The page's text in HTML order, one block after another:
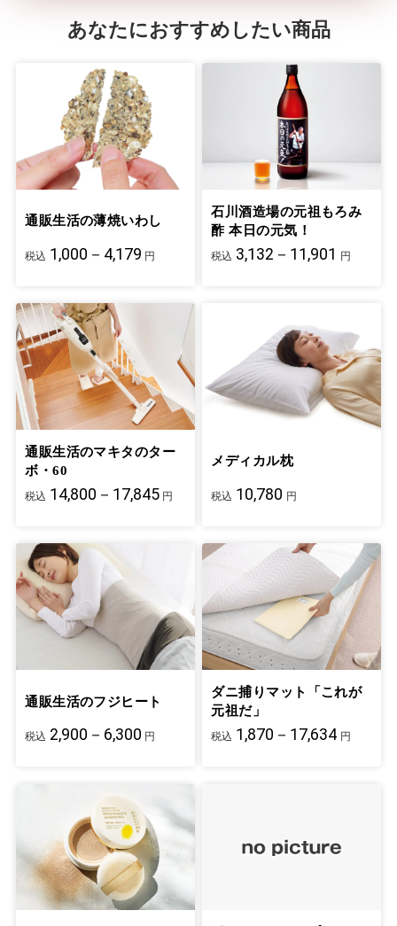
あなたにおすすめしたい商品
通販生活の薄焼いわし
税込 1,000－4,179 円
石川酒造場の元祖もろみ
酢 本日の元気！
税込 3,132－11,901 円
通販生活のマキタのター
ボ・60
税込 14,800－17,845 円
メディカル枕
税込 10,780 円
通販生活のフジヒート
税込 2,900－6,300 円
ダニ捕りマット「これが
元祖だ」
税込 1,870－17,634 円